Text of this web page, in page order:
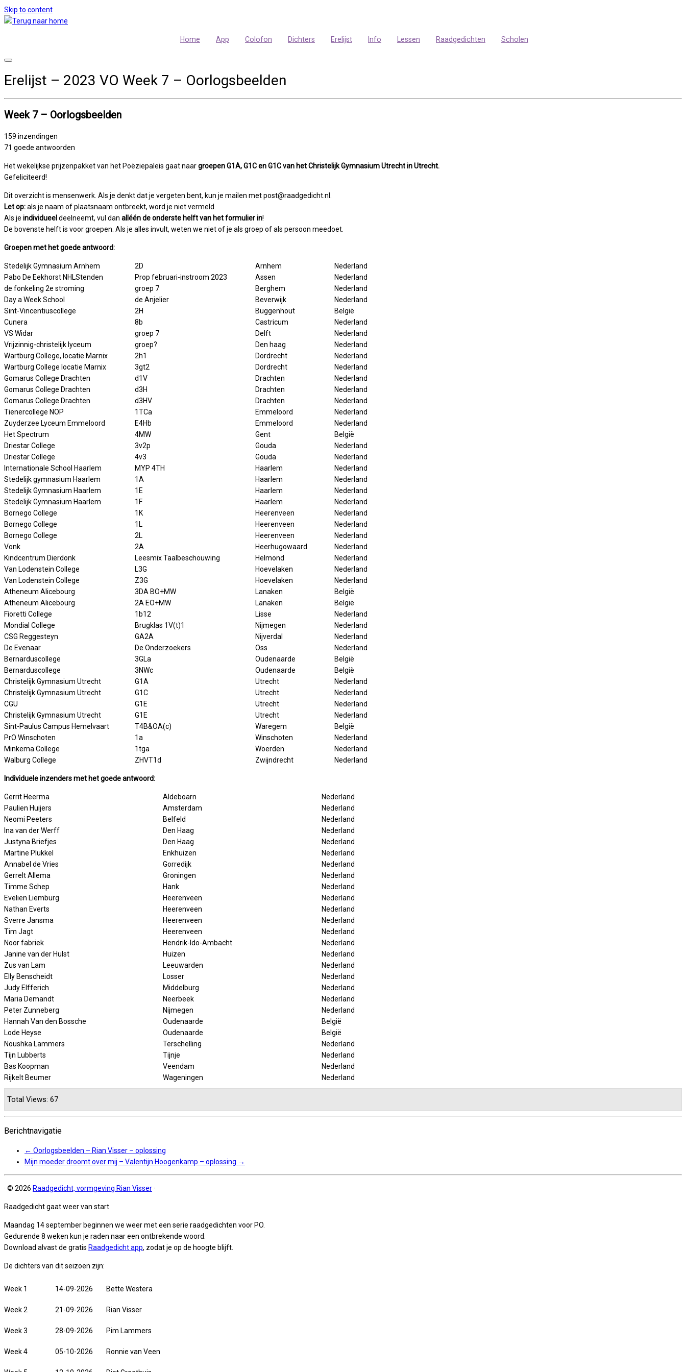
Skip to content
Home App Colofon Dichters Erelijst Info Lessen Raadgedichten Scholen
Erelijst – 2023 VO Week 7 – Oorlogsbeelden
Week 7 – Oorlogsbeelden
159 inzendingen
71 goede antwoorden
Het wekelijkse prijzenpakket van het Poëziepaleis gaat naargroepen G1A, G1C en G1C van het Christelijk Gymnasium Utrecht in Utrecht.
Gefeliciteerd!
Dit overzicht is mensenwerk. Als je denkt dat je vergeten bent, kun je mailen met post@raadgedicht.nl.
Let op:als je naam of plaatsnaam ontbreekt, word je niet vermeld.
Als je individueel deelneemt, vul dan alléén de onderste helft van het formulier in!
De bovenste helft is voor groepen. Als je alles invult, weten we niet of je als groep of als persoon meedoet.
Groepen met het goede antwoord:
Stedelijk Gymnasium Arnhem 2D Arnhem
Nederland
Pabo De Eekhorst NHLStenden
Prop februari-instroom 2023 Assen
Nederland
de fonkeling 2e stroming
groep 7 Berghem
Nederland
Day a Week School
de Anjelier Beverwijk
Nederland
Sint-Vincentiuscollege
2H Buggenhout
België
Cunera
8b Castricum
Nederland
VS Widar
groep 7 Delft
Nederland
Vrijzinnig-christelijk lyceum
groep? Den haag
Nederland
Wartburg College, locatie Marnix
2h1 Dordrecht
Nederland
Wartburg College locatie Marnix
3gt2 Dordrecht
Nederland
Gomarus College Drachten
d1V Drachten
Nederland
Gomarus College Drachten
d3H Drachten
Nederland
Gomarus College Drachten
d3HV Drachten
Nederland
Tienercollege NOP
1TCa Emmeloord
Nederland
Zuyderzee Lyceum Emmeloord
E4Hb Emmeloord
Nederland
Het Spectrum
4MW Gent
België
Driestar College
3v2p Gouda
Nederland
Driestar College
4v3 Gouda
Nederland
Internationale School Haarlem
MYP 4TH Haarlem
Nederland
Stedelijk gymnasium Haarlem
1A Haarlem
Nederland
Stedelijk Gymnasium Haarlem
1E Haarlem
Nederland
Stedelijk Gymnasium Haarlem
1F Haarlem
Nederland
Bornego College
1K Heerenveen
Nederland
Bornego College
1L Heerenveen
Nederland
Bornego College
2L Heerenveen
Nederland
Vonk
2A Heerhugowaard
Nederland
Kindcentrum Dierdonk
Leesmix Taalbeschouwing Helmond
Nederland
Van Lodenstein College
L3G Hoevelaken
Nederland
Van Lodenstein College
Z3G Hoevelaken
Nederland
Atheneum Alicebourg
3DA BO+MW Lanaken
België
Atheneum Alicebourg
2A EO+MW Lanaken
België
Fioretti College
1b12 Lisse
Nederland
Mondial College
Brugklas 1V(t)1 Nijmegen
Nederland
CSG Reggesteyn
GA2A Nijverdal
Nederland
De Evenaar
De Onderzoekers Oss
Nederland
Bernarduscollege
3GLa Oudenaarde
België
Bernarduscollege
3NWc Oudenaarde
België
Christelijk Gymnasium Utrecht
G1A Utrecht
Nederland
Christelijk Gymnasium Utrecht
G1C Utrecht
Nederland
CGU
G1E Utrecht
Nederland
Christelijk Gymnasium Utrecht
G1E Utrecht
Nederland
Sint-Paulus Campus Hemelvaart
T4B&OA(c) Waregem
België
PrO Winschoten
1a Winschoten
Nederland
Minkema College
1tga Woerden
Nederland
Walburg College
ZHVT1d Zwijndrecht Nederland
Individuele inzenders met het goede antwoord:
Gerrit Heerma Aldeboarn
Nederland
Paulien Huijers
Amsterdam
Nederland
Neomi Peeters
Belfeld
Nederland
Ina van der Werff
Den Haag
Nederland
Justyna Briefjes
Den Haag
Nederland
Martine Plukkel
Enkhuizen
Nederland
Annabel de Vries
Gorredijk
Nederland
Gerrelt Allema
Groningen
Nederland
Timme Schep
Hank
Nederland
Evelien Liemburg
Heerenveen
Nederland
Nathan Everts
Heerenveen
Nederland
Sverre Jansma
Heerenveen
Nederland
Tim Jagt
Heerenveen
Nederland
Noor fabriek
Hendrik-Ido-Ambacht
Nederland
Janine van der Hulst
Huizen
Nederland
Zus van Lam
Leeuwarden
Nederland
Elly Benscheidt
Losser
Nederland
Judy Elfferich
Middelburg
Nederland
Maria Demandt
Neerbeek
Nederland
Peter Zunneberg
Nijmegen
Nederland
Hannah Van den Bossche
Oudenaarde
België
Lode Heyse
Oudenaarde
België
Noushka Lammers
Terschelling
Nederland
Tijn Lubberts
Tijnje
Nederland
Bas Koopman
Veendam
Nederland
Rijkelt Beumer
Wageningen Nederland
Total Views: 67
Berichtnavigatie
← Oorlogsbeelden – Rian Visser – oplossing
Mijn moeder droomt over mij – Valentijn Hoogenkamp – oplossing →
· © 2026 Raadgedicht, vormgeving Rian Visser·
Raadgedicht gaat weer van start
Maandag 14 september beginnen we weer met een serie raadgedichten voor PO.
Gedurende 8 weken kun je raden naar een ontbrekende woord.
Download alvast de gratis Raadgedicht app, zodat je op de hoogte blijft.
De dichters van dit seizoen zijn:
Week 1 14-09-2026 Bette Westera
Week 2 21-09-2026 Rian Visser
Week 3 28-09-2026 Pim Lammers
Week 4 05-10-2026 Ronnie van Veen